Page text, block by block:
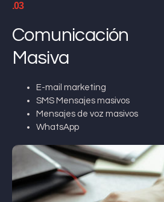
.03
Comunicación
Masiva
E-mail marketing
SMS Mensajes masivos
Mensajes de voz masivos
WhatsApp